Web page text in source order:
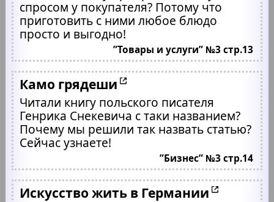
спросом у покупателя? Потому что
приготовить с ними любое блюдо
просто и выгодно!
”Товары и услуги” №3 стр.13
Камо грядеши
Читали книгу польского писателя
Генрика Снекевича с таки названием?
Почему мы решили так назвать статью?
Сейчас узнаете!
”Бизнес” №3 стр.14
Искусство жить в Германии